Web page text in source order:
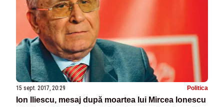
15 sept. 2017, 20:29 Politica
Ion Iliescu, mesaj după moartea lui Mircea Ionescu